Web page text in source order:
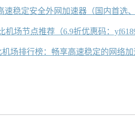
速稳定安全外网加速器（国内首选、
机场节点推荐（6.9折优惠码：yf6189
机场排行榜：畅享高速稳定的网络